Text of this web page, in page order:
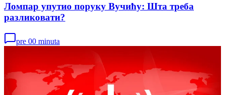
Ломпар упутио поруку Вучићу: Шта треба
разликовати?
pre 00 minuta